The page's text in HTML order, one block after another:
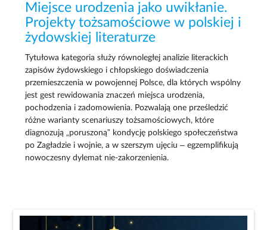
Miejsce urodzenia jako uwikłanie.
Projekty tożsamościowe w polskiej i
żydowskiej literaturze
Tytułowa kategoria służy równoległej analizie literackich
zapisów żydowskiego i chłopskiego doświadczenia
przemieszczenia w powojennej Polsce, dla których wspólny
jest gest rewidowania znaczeń miejsca urodzenia,
pochodzenia i zadomowienia. Pozwalają one prześledzić
różne warianty scenariuszy tożsamościowych, które
diagnozują „poruszoną” kondycję polskiego społeczeństwa
po Zagładzie i wojnie, a w szerszym ujęciu – egzemplifikują
nowoczesny dylemat nie-zakorzenienia.